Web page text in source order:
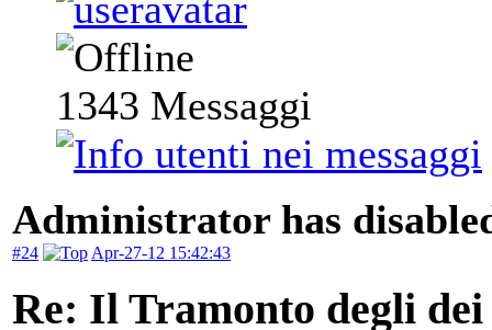
1343 Messaggi
Administrator has
#24 Apr-27-12 15:42:43
Re: Il Tramonto degli dei